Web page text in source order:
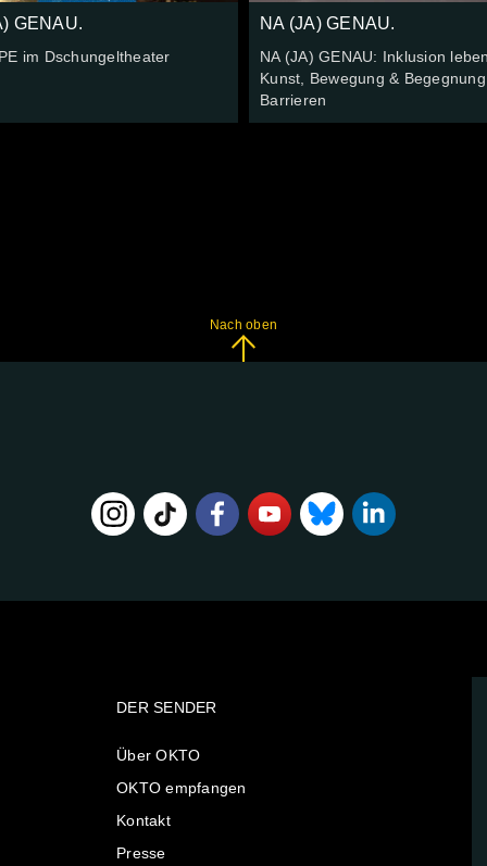
GENAU.
im Dschungeltheater
NA (JA) GENAU.
NA (JA) GENAU: Inklusion
Kunst, Bewegung &
Barrieren
Nach oben
DER SENDER
Über OKTO
OKTO empfangen
Kontakt
Presse